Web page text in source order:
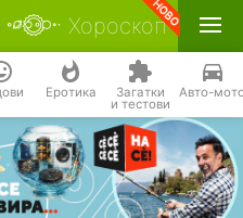
Хороскоп
Еротика Загатки
и тестови
Авто-